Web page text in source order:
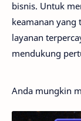
bisnis. Untuk
keamanan yang
layanan
mendukung
Anda mungkin